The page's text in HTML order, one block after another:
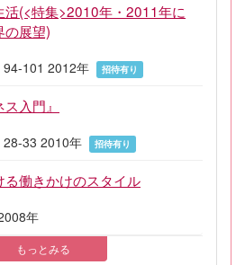
活(<特集>2010年・2011年に
の展望)
94-101 2012年
招待有り
入門』
28-33 2010年
招待有り
働きかけのスタイル
年
もっとみる